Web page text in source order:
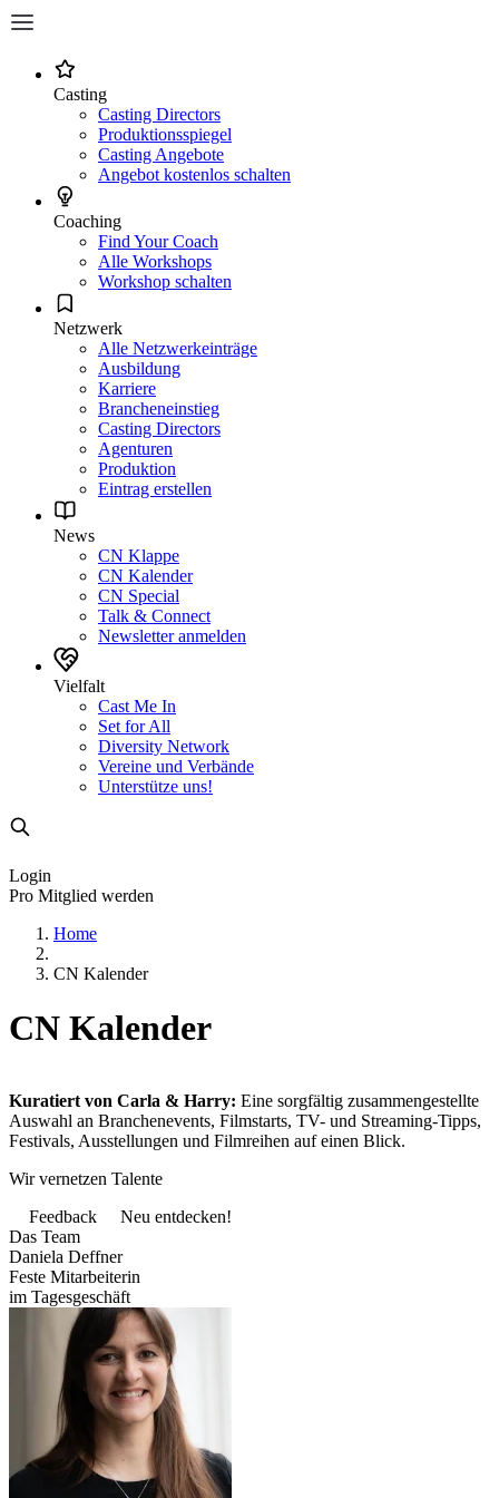
Casting
Casting Directors
Produktionsspiegel
Casting Angebote
Angebot kostenlos schalten
Coaching
Find Your Coach
Alle Workshops
Workshop schalten
Netzwerk
Alle Netzwerkeinträge
Ausbildung
Karriere
Brancheneinstieg
Casting Directors
Agenturen
Produktion
Eintrag erstellen
News
CN Klappe
CN Kalender
CN Special
Talk & Connect
Newsletter anmelden
Vielfalt
Cast Me In
Set for All
Diversity Network
Vereine und Verbände
Unterstütze uns!
Login
Pro Mitglied werden
Home
CN Kalender
CN Kalender
Kuratiert von Carla & Harry: Eine sorgfältig zusammengestellte
Auswahl an Branchenevents, Filmstarts, TV- und Streaming-Tipps,
Festivals, Ausstellungen und Filmreihen auf einen Blick.
Wir vernetzen Talente
Feedback
Neu entdecken!
Das Team
Daniela Deffner
Feste Mitarbeiterin
im Tagesgeschäft